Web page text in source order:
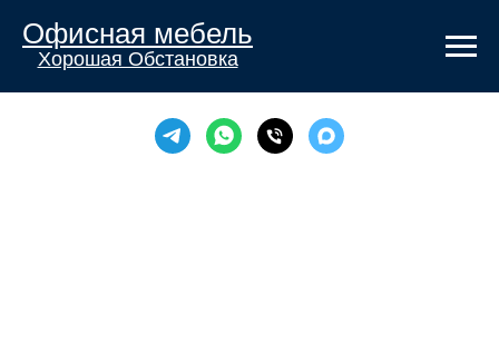
Офисная мебель
Хорошая Обстановка